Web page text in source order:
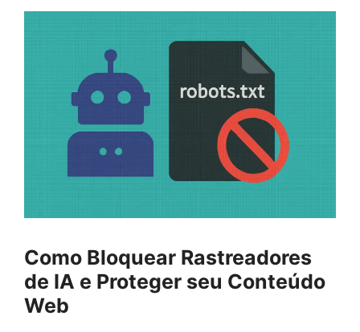
Como Bloquear Rastreadores
de IA e Proteger seu Conteúdo
Web